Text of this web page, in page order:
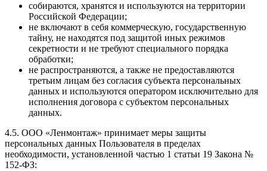
собираются, хранятся и используются на территории
Российской Федерации;
не включают в себя коммерческую, государственную
тайну, не находятся под защитой иных режимов
секретности и не требуют специального порядка
обработки;
не распространяются, а также не предоставляются
третьим лицам без согласия субъекта персональных
данных и используются оператором исключительно для
исполнения договора с субъектом персональных
данных.
4.5. ООО «Ленмонтаж» принимает меры защиты
персональных данных Пользователя в пределах
необходимости, установленной частью 1 статьи 19 Закона №
152-ФЗ: